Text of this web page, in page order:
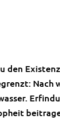
den
Nach